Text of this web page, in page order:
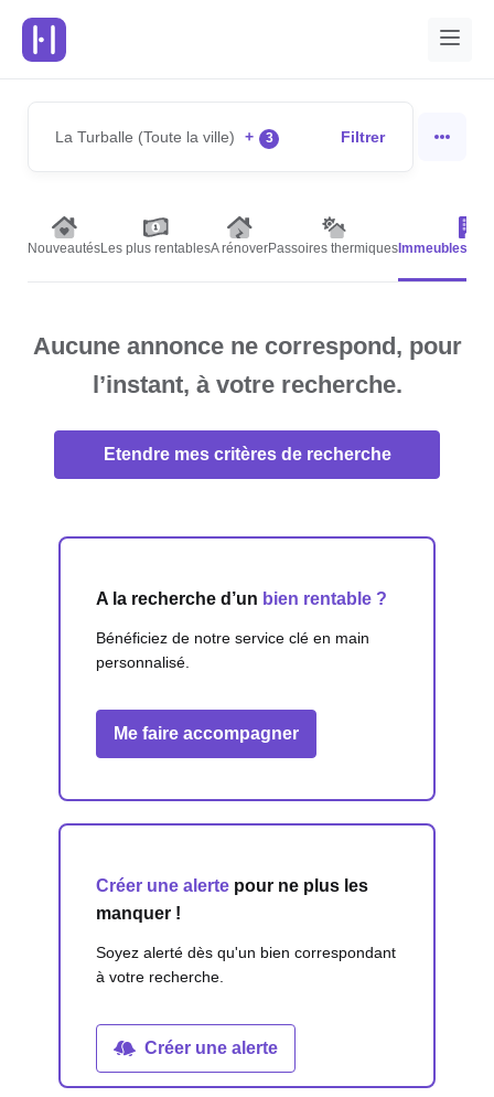
La Turballe (Toute la ville) + 3 Filtrer
NouveautésLes plus rentablesA rénoverPassoires thermiques Immeubles de
Aucune annonce ne correspond, pour
l’instant, à votre recherche.
Etendre mes critères de recherche
A la recherche d’un bien rentable ?
Bénéficiez de notre service clé en main
personnalisé.
Me faire accompagner
Créer une alerte pour ne plus les
manquer !
Soyez alerté dès qu'un bien correspondant
à votre recherche.
Créer une alerte